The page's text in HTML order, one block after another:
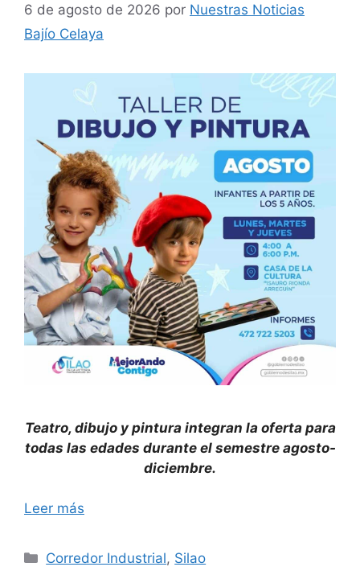
6 de agosto de 2026 por Nuestras Noticias
Bajío Celaya
Teatro, dibujo y pintura integran la oferta para
todas las edades durante el semestre agosto-
diciembre.
Leer más
Categorías
Corredor Industrial, Silao